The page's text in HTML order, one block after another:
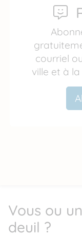
courriel
ville et à
Vous ou
deuil ?